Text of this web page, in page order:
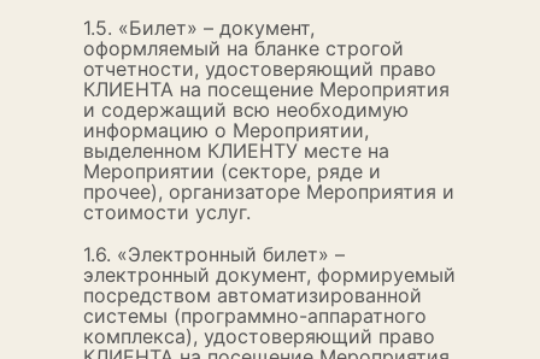
1.5. «Билет» – документ,
оформляемый на бланке строгой
отчетности, удостоверяющий право
КЛИЕНТА на посещение Мероприятия
и содержащий всю необходимую
информацию о Мероприятии,
выделенном КЛИЕНТУ месте на
Мероприятии (секторе, ряде и
прочее), организаторе Мероприятия и
стоимости услуг.
1.6. «Электронный билет» –
электронный документ, формируемый
посредством автоматизированной
системы (программно-аппаратного
комплекса), удостоверяющий право